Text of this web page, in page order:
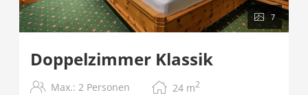
7
Doppelzimmer Klassik
Max.: 2 Personen 24 m2